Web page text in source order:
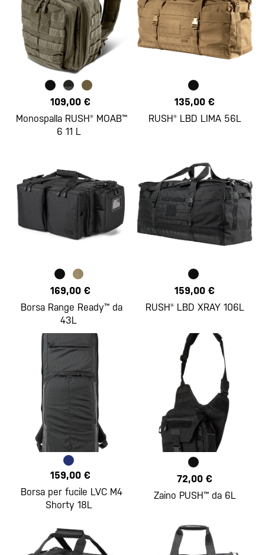
109,00 €
Monospalla RUSH® MOAB™
6 11 L
135,00 €
RUSH® LBD LIMA 56L
169,00 €
Borsa Range Ready™ da
43L
159,00 €
RUSH® LBD XRAY 106L
159,00 €
Borsa per fucile LVC M4
Shorty 18L
72,00 €
Zaino PUSH™ da 6L